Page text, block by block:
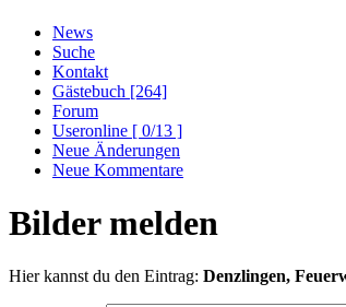
News
Suche
Kontakt
Gästebuch [264]
Forum
Useronline [ 0/13 ]
Neue Änderungen
Neue Kommentare
Bilder melden
Hier kannst du den Eintrag: Denzlingen,